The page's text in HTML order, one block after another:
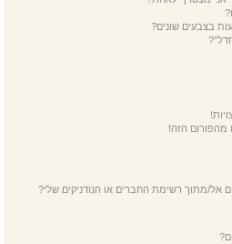
בצבעים שונים?
מהפורום הזה!
אל/מתוך רשימת החברים או הנודניקים שלי?